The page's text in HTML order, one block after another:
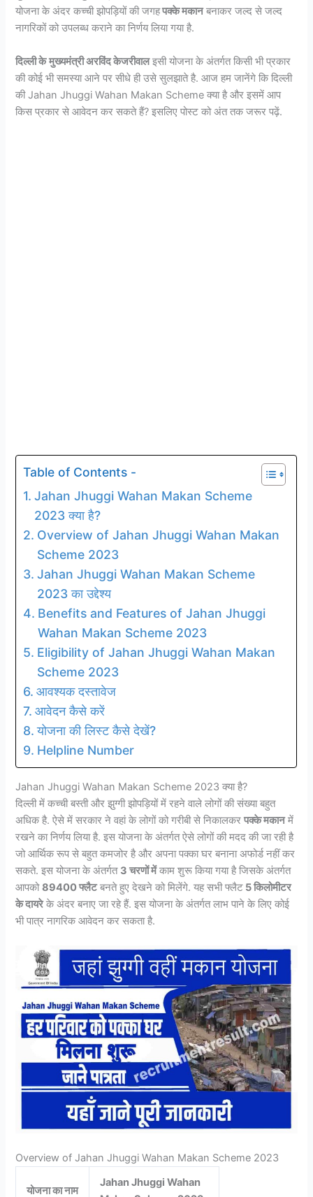
योजना के अंदर कच्ची झोपड़ियों की जगहपक्के मकानबनाकर जल्द से जल्द
नागरिकों को उपलब्ध कराने का निर्णय लिया गया है.
दिल्ली के मुख्यमंत्री अरविंद केजरीवालइसी योजना के अंतर्गत किसी भी प्रकार
की कोई भी समस्या आने पर सीधे ही उसे सुलझाते है. आज हम जानेंगे कि दिल्ली
की Jahan Jhuggi Wahan Makan Scheme क्या है और इसमें आप
किस प्रकार से आवेदन कर सकते हैं? इसलिए पोस्ट को अंत तक जरूर पढ़ें.
Table of Contents -
Jahan Jhuggi Wahan Makan Scheme
2023 क्या है?
Overview of Jahan Jhuggi Wahan Makan
Scheme 2023
Jahan Jhuggi Wahan Makan Scheme
2023 का उद्देश्य
Benefits and Features of Jahan Jhuggi
Wahan Makan Scheme 2023
Eligibility of Jahan Jhuggi Wahan Makan
Scheme 2023
आवश्यक दस्तावेज
आवेदन कैसे करें
योजना की लिस्ट कैसे देखें?
Helpline Number
Jahan Jhuggi Wahan Makan Scheme 2023 क्या है?
दिल्ली में कच्ची बस्ती और झुग्गी झोपड़ियों में रहने वाले लोगों की संख्या बहुत
अधिक है. ऐसे में सरकार ने वहां के लोगों को गरीबी से निकालकरपक्के मकानमें
रखने का निर्णय लिया है. इस योजना के अंतर्गत ऐसे लोगों की मदद की जा रही है
जो आर्थिक रूप से बहुत कमजोर है और अपना पक्का घर बनाना अफोर्ड नहीं कर
सकते. इस योजना के अंतर्गत 3 चरणों मेंकाम शुरू किया गया है जिसके अंतर्गत
आपको89400 फ्लैटबनते हुए देखने को मिलेंगे. यह सभी फ्लैट 5 किलोमीटर
के दायरेके अंदर बनाए जा रहे हैं. इस योजना के अंतर्गत लाभ पाने के लिए कोई
भी पात्र नागरिक आवेदन कर सकता है.
Overview of Jahan Jhuggi Wahan Makan Scheme 2023
योजना का नाम
Jahan Jhuggi Wahan